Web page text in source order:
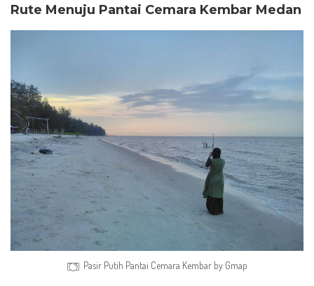
Rute Menuju Pantai Cemara Kembar Medan
Pasir Putih Pantai Cemara Kembar by Gmap